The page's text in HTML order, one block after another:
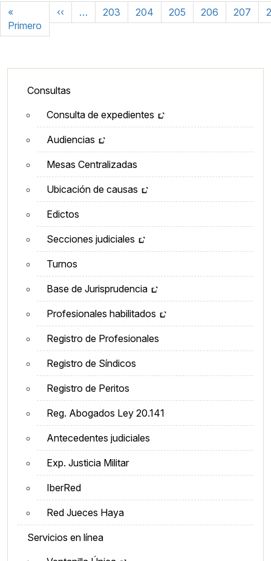
Paginación
«
Primero Primera página
‹‹Página anterior
… 203 204 205 206 207
Lateral - Menú secundario
Consultas
Consulta de expedientes
Audiencias
Mesas Centralizadas
Ubicación de causas
Edictos
Secciones judiciales
Turnos
Base de Jurisprudencia
Profesionales habilitados
Registro de Profesionales
Registro de Síndicos
Registro de Peritos
Reg. Abogados Ley 20.141
Antecedentes judiciales
Exp. Justicia Militar
IberRed
Red Jueces Haya
Servicios en línea